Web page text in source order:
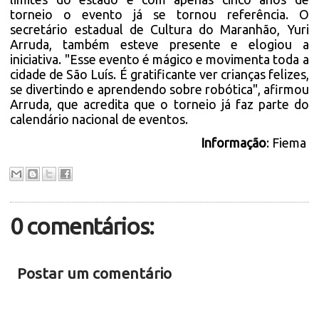
torneio o evento já se tornou referência. O
secretário estadual de Cultura do Maranhão, Yuri
Arruda, também esteve presente e elogiou a
iniciativa. "Esse evento é mágico e movimenta toda a
cidade de São Luís. É gratificante ver crianças felizes,
se divertindo e aprendendo sobre robótica", afirmou
Arruda, que acredita que o torneio já faz parte do
calendário nacional de eventos.
Informação: Fiema
0 comentários:
Postar um comentário